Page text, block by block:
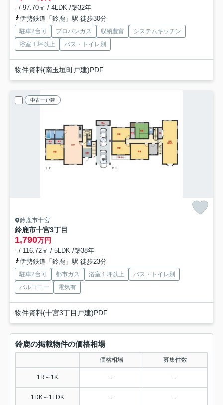
- / 97.70㎡ / 4LDK /築32年
伊勢鉄道「鈴鹿」駅 徒歩30分
駐車2台可 プロパンガス 収納豊富
システムキッチン
浴室１坪以上
バス・トイレ別
物件資料(南玉垣町戸建)PDF
中古一戸建
鈴鹿市十宮
鈴鹿市十宮3丁目
1,790万円
- / 116.72㎡ / 5LDK /築38年
伊勢鉄道「鈴鹿」駅 徒歩23分
駐車2台可 都市ガス 浴室１坪以上
バス・トイレ別
バルコニー
電気有
物件資料(十宮3丁目戸建)PDF
鈴鹿の掲載物件の価格相場
価格相場 募集件数
1R～1K - -
1DK～1LDK - -